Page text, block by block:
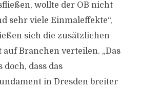
wollte der OB nicht
sehr viele Einmaleffekte“,
sich die zusätzlichen
Branchen verteilen. „Das
doch, dass das
in Dresden breiter